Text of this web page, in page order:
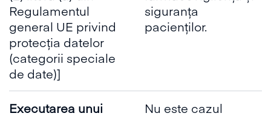
Regulamentul
general UE privind
protecția datelor
(categorii speciale
de date)]
siguranța
pacienților.
Executarea unui
Nu este cazul